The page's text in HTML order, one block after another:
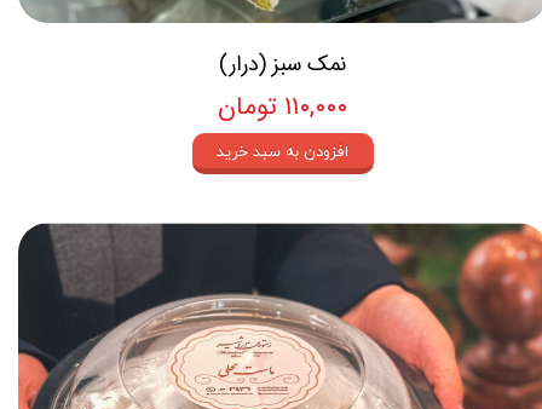
نمک سبز (درار)
۱۱۰,۰۰۰ تومان
افزودن به سبد خرید